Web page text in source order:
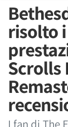
risolto
Scrolls
I fan di The